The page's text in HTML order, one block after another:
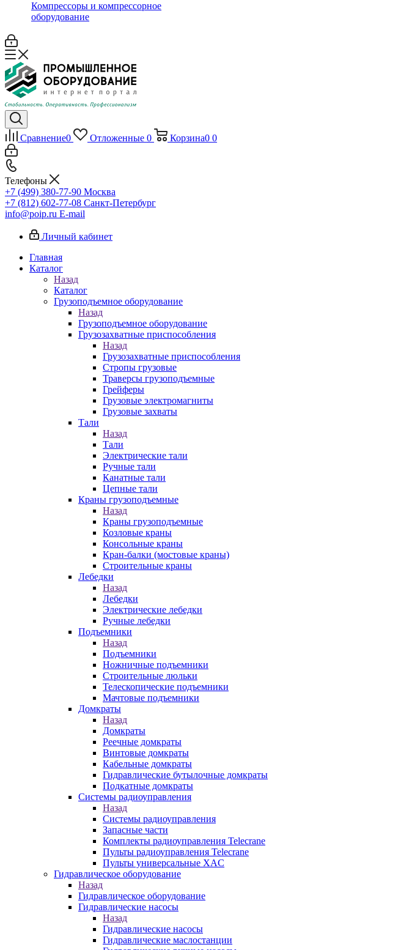
Компрессоры и компрессорное
оборудование
Сравнение0 Отложенные 0 Корзина0 0
Телефоны
+7 (499) 380-77-90 Москва
+7 (812) 602-77-08 Санкт-Петербург
info@poip.ru E-mail
Личный кабинет
Главная
Каталог
Назад
Каталог
Грузоподъемное оборудование
Назад
Грузоподъемное оборудование
Грузозахватные приспособления
Назад
Грузозахватные приспособления
Стропы грузовые
Траверсы грузоподъемные
Грейферы
Грузовые электромагниты
Грузовые захваты
Тали
Назад
Тали
Электрические тали
Ручные тали
Канатные тали
Цепные тали
Краны грузоподъемные
Назад
Краны грузоподъемные
Козловые краны
Консольные краны
Кран-балки (мостовые краны)
Строительные краны
Лебедки
Назад
Лебедки
Электрические лебедки
Ручные лебедки
Подъемники
Назад
Подъемники
Ножничные подъемники
Строительные люльки
Телескопические подъемники
Мачтовые подъемники
Домкраты
Назад
Домкраты
Реечные домкраты
Винтовые домкраты
Кабельные домкраты
Гидравлические бутылочные домкраты
Подкатные домкраты
Системы радиоуправления
Назад
Системы радиоуправления
Запасные части
Комплекты радиоуправления Telecrane
Пульты радиоуправления Telecrane
Пульты универсальные XAC
Гидравлическое оборудование
Назад
Гидравлическое оборудование
Гидравлические насосы
Назад
Гидравлические насосы
Гидравлические маслостанции